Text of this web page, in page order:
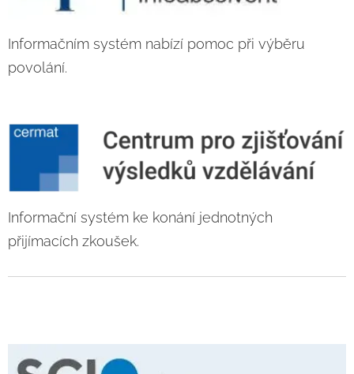
Informačním systém nabízí pomoc při výběru
povolání.
Informační systém ke konání jednotných
přijímacích zkoušek.